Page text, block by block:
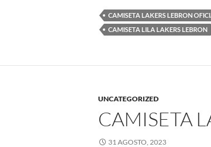
CAMISETA LAKERS LEBRON
CAMISETA LILA LAKERS LEBRON
UNCATEGORIZED
CAMISETA
31 AGOSTO, 2023